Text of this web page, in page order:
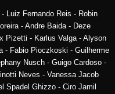
Luiz Fernando Reis - Robin
- Andre Baida - Deze
Pizetti - Karlus Valga - Alyson
- Fabio Pioczkoski - Guilherme
Nusch - Guigo Cardoso -
Neves - Vanessa Jacob
Spadel Ghizzo - Ciro Jamil